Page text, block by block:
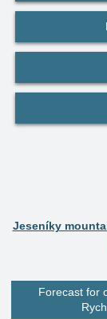
Jeseníky
Forecast for